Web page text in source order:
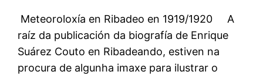
Meteoroloxía en Ribadeo en 1919/1920 A
raíz da publicación da biografía de Enrique
Suárez Couto en Ribadeando, estiven na
procura de algunha imaxe para ilustrar o